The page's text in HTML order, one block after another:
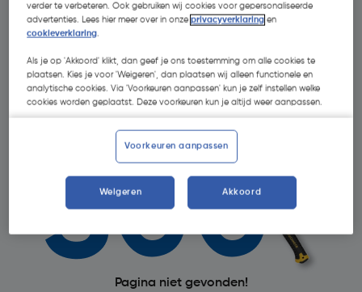
Oops!
Pagina niet gevonden!
verder te verbeteren. Ook gebruiken wij cookies voor gepersonaliseerde
advertenties. Lees hier meer over in onzeprivacyverklaring en
cookieverklaring.
Als je op 'Akkoord' klikt, dan geef je ons toestemming om alle cookies te
plaatsen. Kies je voor 'Weigeren', dan plaatsen wij alleen functionele en
analytische cookies. Via 'Voorkeuren aanpassen' kun je zelf instellen welke
cookies worden geplaatst. Deze voorkeuren kun je altijd weer aanpassen.
Voorkeuren aanpassen
Weigeren Akkoord